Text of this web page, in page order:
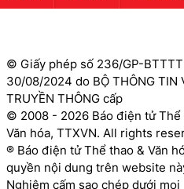
© Giấy phép số 236/GP-
30/08/2024 do BỘ THÔNG TIN
TRUYỀN THÔNG cấp
© 2008 - 2026 Báo điện tử Thể
Văn hóa, TTXVN. All rights
® Báo điện tử Thể thao & Văn
quyền nội dung trên website
Nghiêm cấm sao chép dưới